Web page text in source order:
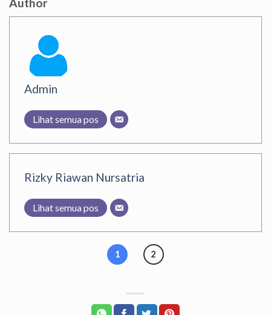
Admin
Lihat semua pos
Rizky Riawan Nursatria
Lihat semua pos
1 2